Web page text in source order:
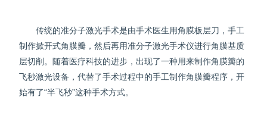
传统的准分子激光手术是由手术医生用角膜板层刀，手工
制作掀开式角膜瓣，然后再用准分子激光手术仪进行角膜基质
层切削。随着医疗科技的进步，出现了一种用来制作角膜瓣的
飞秒激光设备，代替了手术过程中的手工制作角膜瓣程序，开
始有了“半飞秒”这种手术方式。